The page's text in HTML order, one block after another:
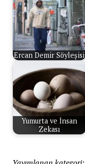
Ercan Demir Söyleşisi
Yumurta ve İnsan
Zekası